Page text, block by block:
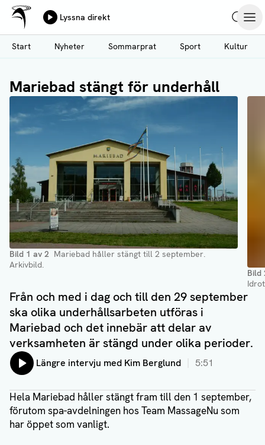
Hoppa
till
huvudinnehåll
Ålands Radio & TV
Lyssna direkt
Start
Nyheter Sommarprat Sport Kultur
Mariebad stängt för underhåll
Bild 1 av 2 Mariebad håller stängt till 2 september.
Arkivbild.
Bild
Från och med i dag och till den 29 september
ska olika underhållsarbeten utföras i
Mariebad och det innebär att delar av
verksamheten är stängd under olika perioder.
Lyssna på:
Längre intervju med Kim Berglund 5:51
Hela Mariebad håller stängt fram till den 1 september,
förutom spa-avdelningen hos Team MassageNu som
har öppet som vanligt.